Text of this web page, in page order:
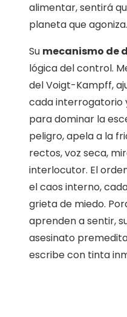
alimentar, sentirá
planeta que agoniza.
Su mecanismo de
lógica del control.
del Voigt-Kampff,
cada interrogatorio
para dominar la
peligro, apela a la
rectos, voz seca,
interlocutor. El
el caos interno,
grieta de miedo.
aprenden a sentir,
asesinato
escribe con tinta